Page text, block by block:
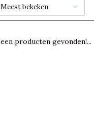
Meest bekeken
producten gevonden!...